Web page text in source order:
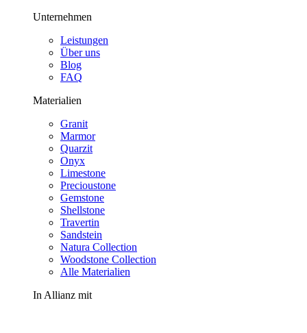
Unternehmen
Leistungen
Über uns
Blog
FAQ
Materialien
Granit
Marmor
Quarzit
Onyx
Limestone
Precioustone
Gemstone
Shellstone
Travertin
Sandstein
Natura Collection
Woodstone Collection
Alle Materialien
In Allianz mit